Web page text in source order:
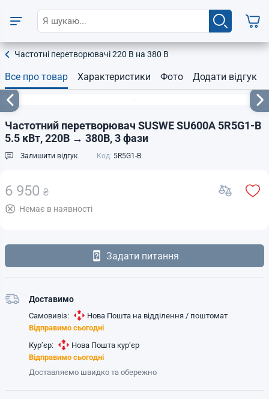
Частотні перетворювачі 220 В на 380 В
Все про товар Характеристики Фото Додати відгук
Частотний перетворювач SUSWE SU600A 5R5G1-B
5.5 кВт, 220В → 380В, 3 фази
Залишити відгук Код: 5R5G1-B
6 950 ₴
Немає в наявності
Задати питання
Доставимо
Самовивіз:
Нова Пошта на відділення / поштомат
Відправимо сьогодні
Кур’єр:
Нова Пошта кур’єр
Відправимо сьогодні
Доставляємо швидко та обережно